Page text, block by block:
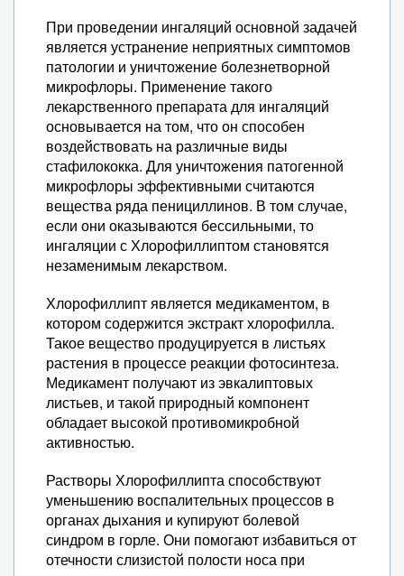
При проведении ингаляций основной задачей
является устранение неприятных симптомов
патологии и уничтожение болезнетворной
микрофлоры. Применение такого
лекарственного препарата для ингаляций
основывается на том, что он способен
воздействовать на различные виды
стафилококка. Для уничтожения патогенной
микрофлоры эффективными считаются
вещества ряда пенициллинов. В том случае,
если они оказываются бессильными, то
ингаляции с Хлорофиллиптом становятся
незаменимым лекарством.
Хлорофиллипт является медикаментом, в
котором содержится экстракт хлорофилла.
Такое вещество продуцируется в листьях
растения в процессе реакции фотосинтеза.
Медикамент получают из эвкалиптовых
листьев, и такой природный компонент
обладает высокой противомикробной
активностью.
Растворы Хлорофиллипта способствуют
уменьшению воспалительных процессов в
органах дыхания и купируют болевой
синдром в горле. Они помогают избавиться от
отечности слизистой полости носа при